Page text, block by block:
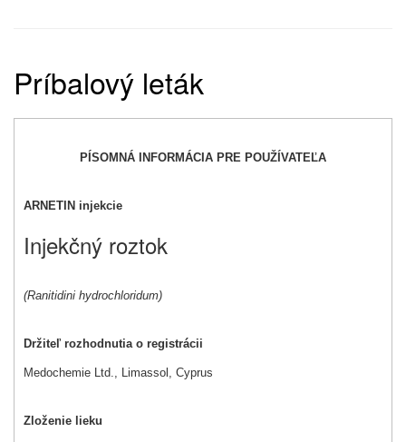
Príbalový leták
PÍSOMNÁ INFORMÁCIA PRE POUŽÍVATEĽA
ARNETIN injekcie
Injekčný roztok
(Ranitidini hydrochloridum)
Držiteľ rozhodnutia o registrácii
Medochemie Ltd., Limassol, Cyprus
Zloženie lieku